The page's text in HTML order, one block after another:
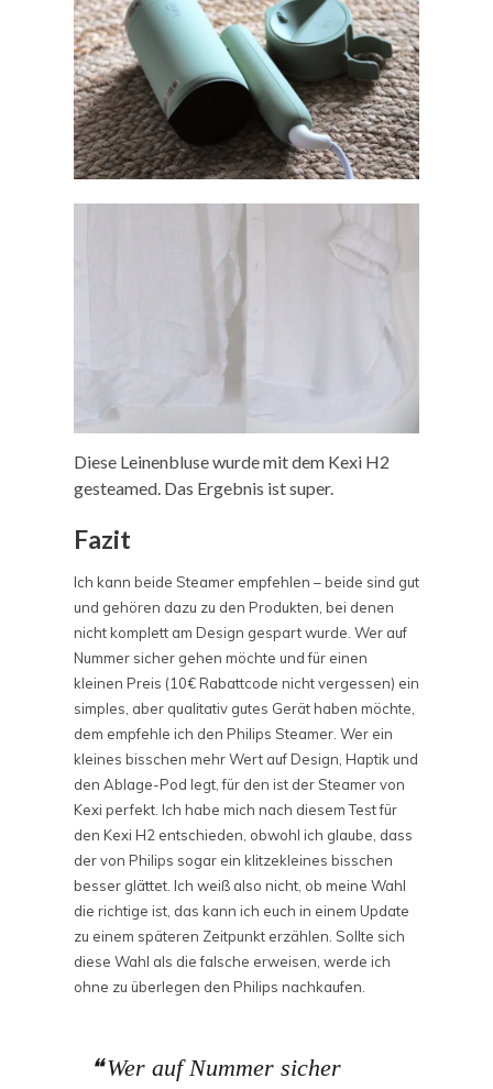
Diese Leinenbluse wurde mit dem Kexi H2
gesteamed. Das Ergebnis ist super.
Fazit
Ich kann beide Steamer empfehlen – beide sind gut
und gehören dazu zu den Produkten, bei denen
nicht komplett am Design gespart wurde. Wer auf
Nummer sicher gehen möchte und für einen
kleinen Preis (10€ Rabattcode nicht vergessen) ein
simples, aber qualitativ gutes Gerät haben möchte,
dem empfehle ich den Philips Steamer. Wer ein
kleines bisschen mehr Wert auf Design, Haptik und
den Ablage-Pod legt, für den ist der Steamer von
Kexi perfekt. Ich habe mich nach diesem Test für
den Kexi H2 entschieden, obwohl ich glaube, dass
der von Philips sogar ein klitzekleines bisschen
besser glättet. Ich weiß also nicht, ob meine Wahl
die richtige ist, das kann ich euch in einem Update
zu einem späteren Zeitpunkt erzählen. Sollte sich
diese Wahl als die falsche erweisen, werde ich
ohne zu überlegen den Philips nachkaufen.
Wer auf Nummer sicher